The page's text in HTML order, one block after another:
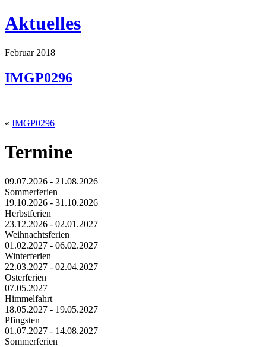
Aktuelles
Februar 2018
IMGP0296
« IMGP0296
Termine
09.07.2026 - 21.08.2026
Sommerferien
19.10.2026 - 31.10.2026
Herbstferien
23.12.2026 - 02.01.2027
Weihnachtsferien
01.02.2027 - 06.02.2027
Winterferien
22.03.2027 - 02.04.2027
Osterferien
07.05.2027
Himmelfahrt
18.05.2027 - 19.05.2027
Pfingsten
01.07.2027 - 14.08.2027
Sommerferien